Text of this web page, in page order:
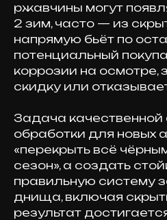
ржавчины могут
2 зим, часто — из
напрямую бьёт по
потенциальный
коррозии на осмотре,
скидку или
Задача качественной
обработки для новых
«перекрыть всё
сезон», а создать
правильную систему
днища, включая
результат